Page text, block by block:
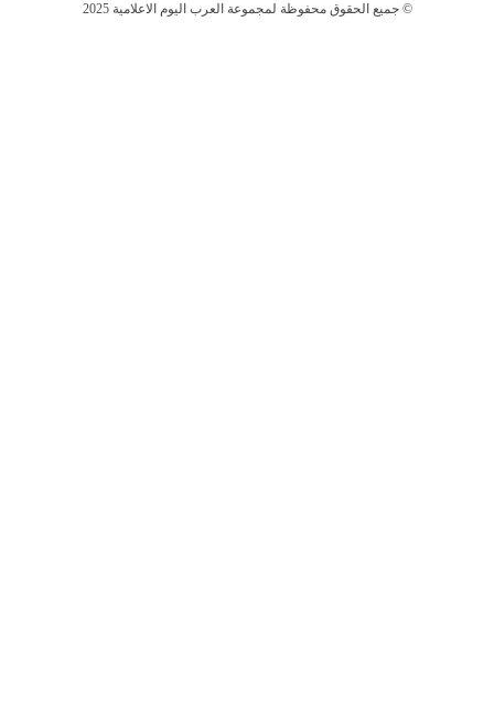
جميع الحقوق محفوظة لمجموعة العرب اليوم الاعلامية 2025 ©